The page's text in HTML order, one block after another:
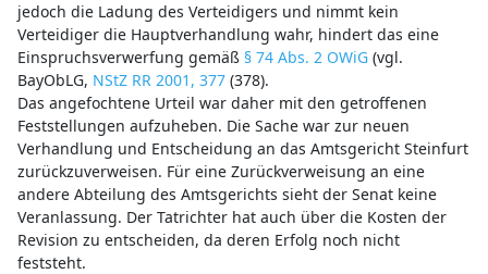
jedoch die Ladung des Verteidigers und nimmt kein
Verteidiger die Hauptverhandlung wahr, hindert das eine
Einspruchsverwerfung gemäß § 74 Abs. 2 OWiG(vgl.
BayObLG, NStZ RR 2001, 377(378).
Das angefochtene Urteil war daher mit den getroffenen
Feststellungen aufzuheben. Die Sache war zur neuen
Verhandlung und Entscheidung an das Amtsgericht Steinfurt
zurückzuverweisen. Für eine Zurückverweisung an eine
andere Abteilung des Amtsgerichts sieht der Senat keine
Veranlassung. Der Tatrichter hat auch über die Kosten der
Revision zu entscheiden, da deren Erfolg noch nicht
feststeht.